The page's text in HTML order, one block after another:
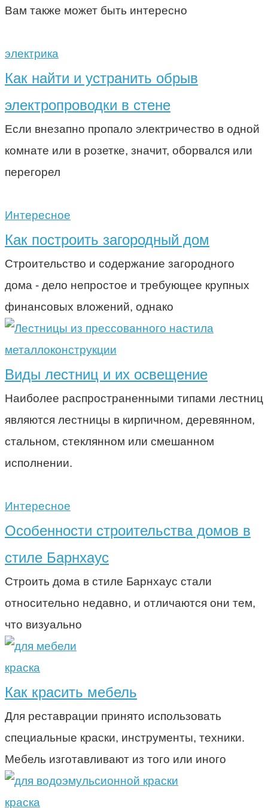
Вам также может быть интересно
электрика
Как найти и устранить обрыв
электропроводки в стене
Если внезапно пропало электричество в одной
комнате или в розетке, значит, оборвался или
перегорел
Интересное
Как построить загородный дом
Строительство и содержание загородного
дома - дело непростое и требующее крупных
финансовых вложений, однако
металлоконструкции
Виды лестниц и их освещение
Наиболее распространенными типами лестниц
являются лестницы в кирпичном, деревянном,
стальном, стеклянном или смешанном
исполнении.
Интересное
Особенности строительства домов в
стиле Барнхаус
Строить дома в стиле Барнхаус стали
относительно недавно, и отличаются они тем,
что визуально
краска
Как красить мебель
Для реставрации принято использовать
специальные краски, инструменты, техники.
Мебель изготавливают из того или иного
краска